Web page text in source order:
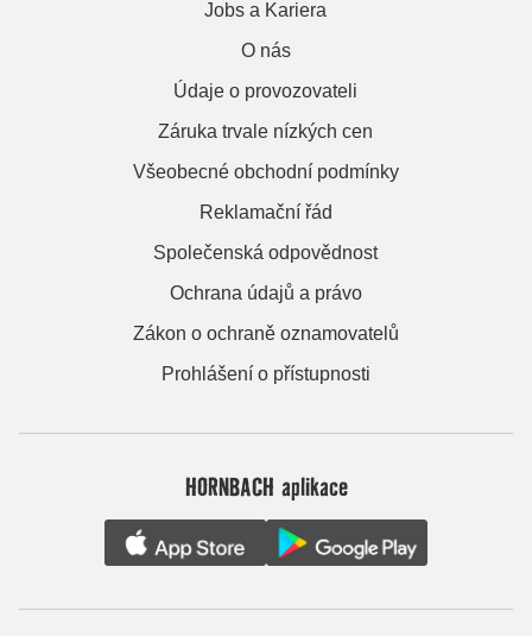
Jobs a Kariera
O nás
Údaje o provozovateli
Záruka trvale nízkých cen
Všeobecné obchodní podmínky
Reklamační řád
Společenská odpovědnost
Ochrana údajů a právo
Zákon o ochraně oznamovatelů
Prohlášení o přístupnosti
HORNBACH aplikace